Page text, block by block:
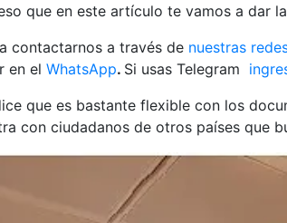
que en este artículo te vamos a dar
contactarnos a través de nuestras
en el WhatsApp. Si usas Telegram
que es bastante flexible con los
con ciudadanos de otros países que